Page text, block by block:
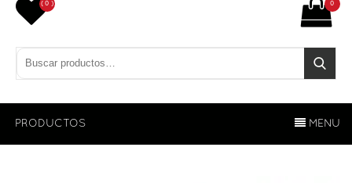
Buscar por:
Buscar
0
( 0 )
PRODUCTOS MENU